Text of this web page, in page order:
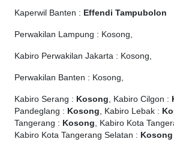
Kaperwil Banten : Effendi Tampubolon
Perwakilan Lampung : Kosong,
Kabiro Perwakilan Jakarta : Kosong,
Perwakilan Banten : Kosong,
Kabiro Serang : Kosong , Kabiro Cilgon :
Pandeglang : Kosong , Kabiro Lebak :
Tangerang : Kosong , Kabiro Kota
Kabiro Kota Tangerang Selatan : Kosong